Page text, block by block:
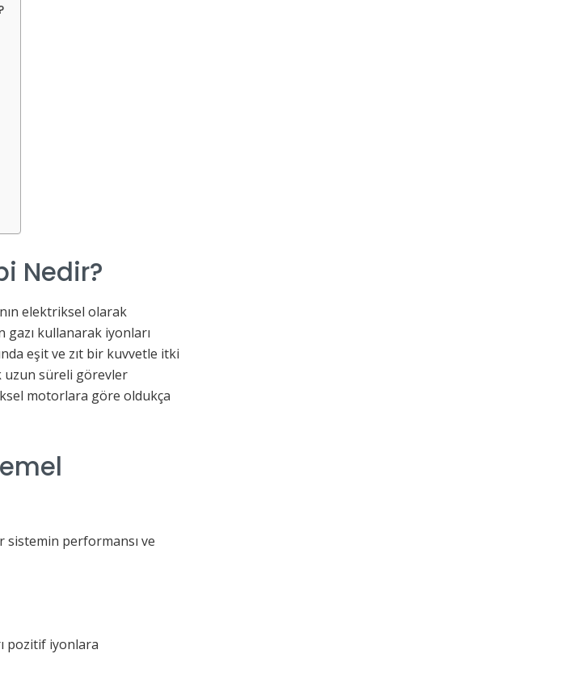
Nedir?
elektriksel olarak
gazı kullanarak iyonları
eşit ve zıt bir kuvvetle itki
uzun süreli görevler
motorlara göre oldukça
sistemin performansı ve
pozitif iyonlara